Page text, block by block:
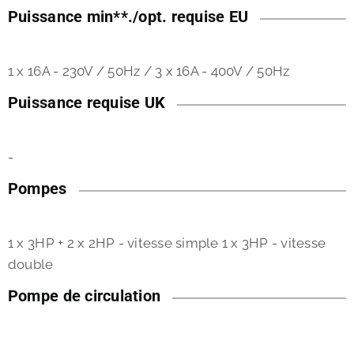
Puissance min**./opt. requise EU
1 x 16A - 230V / 50Hz / 3 x 16A - 400V / 50Hz
Puissance requise UK
-
Pompes
1 x 3HP + 2 x 2HP - vitesse simple 1 x 3HP - vitesse
double
Pompe de circulation